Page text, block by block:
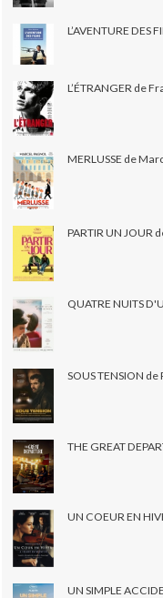
L’AVENTURE DES
L’ÉTRANGER de
MERLUSSE de
PARTIR UN JOUR
QUATRE NUITS
SOUS TENSION
THE GREAT
UN COEUR EN
UN SIMPLE